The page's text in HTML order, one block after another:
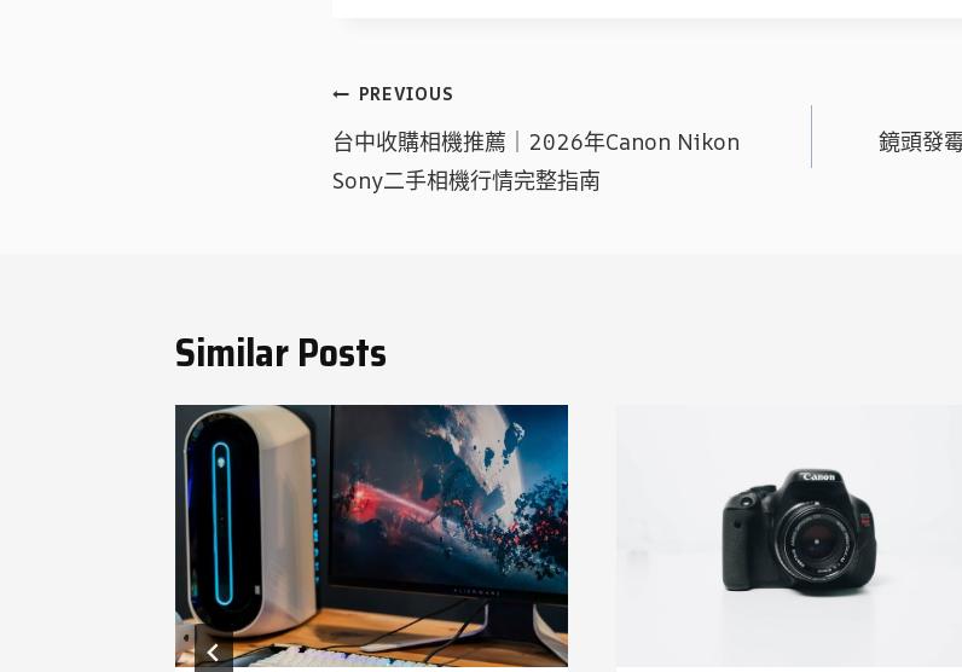
文
章
導
PREVIOUS
台中收購相機推薦｜2026年Canon Nikon
Sony二手相機行情完整指南
鏡頭發
Similar Posts